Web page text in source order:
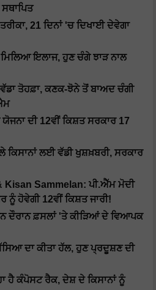
21 ਦਿਨਾਂ 'ਚ ਦਿਖਾਈ ਦੇਵੇਗਾ
ਇਲਾਜ, ਹੁਣ ਚੰਗੇ ਝਾੜ ਨਾਲ
ਤੋਹਫ਼ਾ, ਕਣਕ-ਝੋਨੇ ਤੋਂ ਬਾਅਦ ਚੰਗੀ
ਦੀ 12ਵੀਂ ਕਿਸ਼ਤ ਸਰਕਾਰ 17
ਕਿਸਾਨਾਂ ਲਈ ਵੱਡੀ ਖੁਸ਼ਖ਼ਬਰੀ, ਸਰਕਾਰ
Sammelan: ਪੀ.ਐੱਮ ਮੋਦੀ
ਹੋਵੇਗੀ 12ਵੀਂ ਕਿਸ਼ਤ ਜਾਰੀ!
ਦੌਰਾਨ ਫ਼ਸਲਾਂ 'ਤੇ ਕੀੜਿਆਂ ਦੇ ਵਿਆਪਕ
ਦਾ ਕੀਤਾ ਹੱਲ, ਹੁਣ ਪ੍ਰਦੂਸ਼ਣ ਦੀ
ਹੈ ਕੰਪੋਸਟ ਰੈਕ, ਦੇਸ਼ ਦੇ ਕਿਸਾਨਾਂ ਨੂੰ